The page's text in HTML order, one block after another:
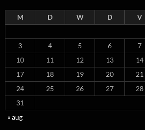
M D W D V
3
4 5 6 7
10
11 12 13 14
17
18 19 20 21
24
25 26 27 28
31
« aug